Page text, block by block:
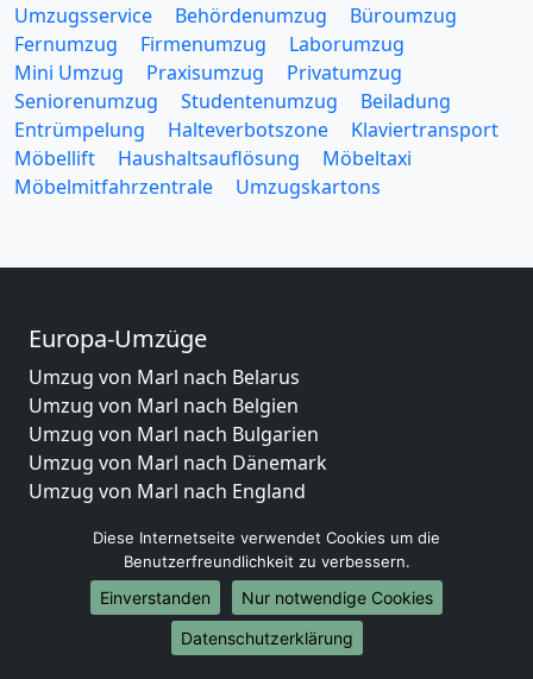
Umzugsservice Behördenumzug
Büroumzug
Fernumzug
Firmenumzug
Laborumzug
Mini Umzug
Praxisumzug
Privatumzug
Seniorenumzug
Studentenumzug
Beiladung
Entrümpelung
Halteverbotszone
Klaviertransport
Möbellift
Haushaltsauflösung
Möbeltaxi
Möbelmitfahrzentrale
Umzugskartons
Europa-Umzüge
Umzug von Marl nach Belarus
Umzug von Marl nach Belgien
Umzug von Marl nach Bulgarien
Umzug von Marl nach Dänemark
Umzug von Marl nach England
Umzug von Marl nach Bosnien und Herzegowina
Umzug von Marl nach Irland
Umzug von Marl nach Lettland
Umzug von Marl nach Zypern
Umzug von Marl nach Kroatien
Diese Internetseite verwendet Cookies um die
Benutzerfreundlichkeit zu verbessern.
Einverstanden
Nur notwendige Cookies
Datenschutzerklärung